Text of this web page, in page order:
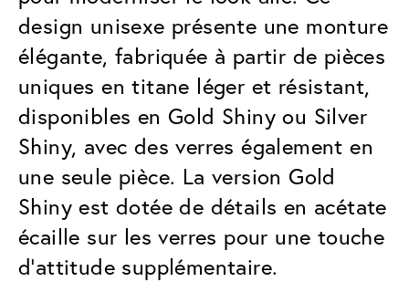
design unisexe présente une monture
élégante, fabriquée à partir de pièces
uniques en titane léger et résistant,
disponibles en Gold Shiny ou Silver
Shiny, avec des verres également en
une seule pièce. La version Gold
Shiny est dotée de détails en acétate
écaille sur les verres pour une touche
d'attitude supplémentaire.